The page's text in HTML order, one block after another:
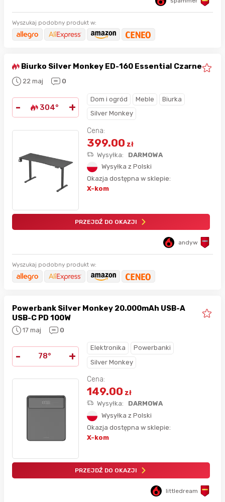
Wyszukaj podobny produkt w:
Biurko Silver Monkey ED-160 Essential Czarne
22 maj 0
- 304° +
Dom i ogród Meble
Biurka
Silver Monkey
Cena:
399.00 zł
Wysyłka:
DARMOWA
Wysyłka z Polski
Okazja dostępna w sklepie:
X-kom
PRZEJDŹ DO OKAZJI
andyw
Wyszukaj podobny produkt w:
Powerbank Silver Monkey 20.000mAh USB-A
USB-C PD 100W
17 maj 0
- 78° +
Elektronika
Powerbanki
Silver Monkey
Cena:
149.00 zł
Wysyłka:
DARMOWA
Wysyłka z Polski
Okazja dostępna w sklepie:
X-kom
PRZEJDŹ DO OKAZJI
littledream